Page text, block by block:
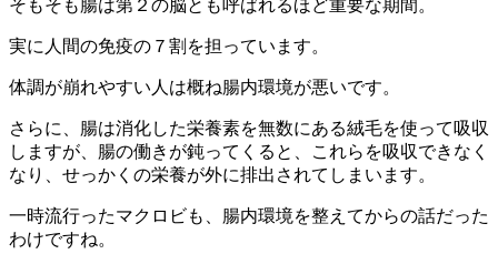
そもそも腸は第２の脳とも呼ばれるほど重要な期間。
実に人間の免疫の７割を担っています。
体調が崩れやすい人は概ね腸内環境が悪いです。
さらに、腸は消化した栄養素を無数にある絨毛を使って吸収
しますが、腸の働きが鈍ってくると、これらを吸収できなく
なり、せっかくの栄養が外に排出されてしまいます。
一時流行ったマクロビも、腸内環境を整えてからの話だった
わけですね。